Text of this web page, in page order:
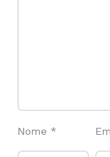
Nome *